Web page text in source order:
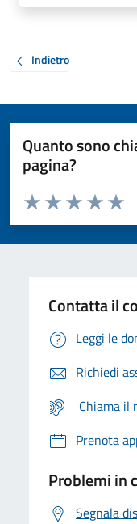
Indietro
Quanto sono
pagina?
Valuta da 1 a 5 stelle la
Valuta 4
Valuta 3
Valuta 2 stelle
Valuta 1 stelle su 5
Contatta il
Leggi le
Richiedi
Chiama il
Prenota
Problemi in
Segnala